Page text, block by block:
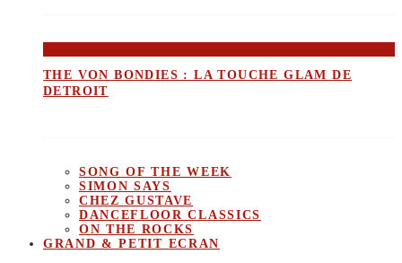
THE VON BONDIES : LA TOUCHE GLAM DE
DETROIT
SONG OF THE WEEK
SIMON SAYS
CHEZ GUSTAVE
DANCEFLOOR CLASSICS
ON THE ROCKS
GRAND & PETIT ECRAN